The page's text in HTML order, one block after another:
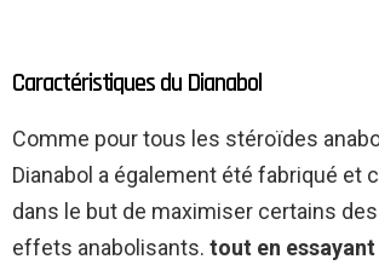
Caractéristiques du Dianabol
Comme pour tous les stéroïdes
Dianabol a également été fabriqué et
dans le but de maximiser certains
effets anabolisants. tout en